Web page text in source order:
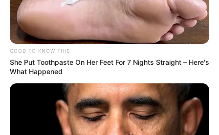
GOOD TO KNOW THIS
She Put Toothpaste On Her Feet For 7 Nights Straight – Here's
What Happened